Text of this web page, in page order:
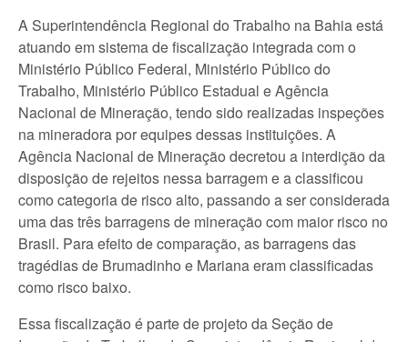
A Superintendência Regional do Trabalho na Bahia está
atuando em sistema de fiscalização integrada com o
Ministério Público Federal, Ministério Público do
Trabalho, Ministério Público Estadual e Agência
Nacional de Mineração, tendo sido realizadas inspeções
na mineradora por equipes dessas instituições. A
Agência Nacional de Mineração decretou a interdição da
disposição de rejeitos nessa barragem e a classificou
como categoria de risco alto, passando a ser considerada
uma das três barragens de mineração com maior risco no
Brasil. Para efeito de comparação, as barragens das
tragédias de Brumadinho e Mariana eram classificadas
como risco baixo.
Essa fiscalização é parte de projeto da Seção de